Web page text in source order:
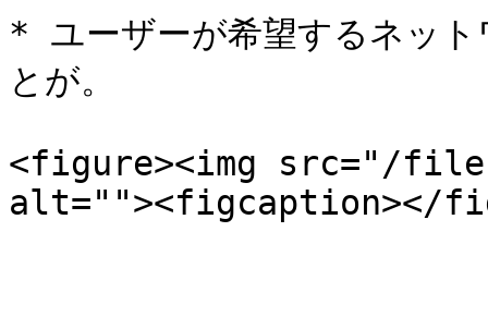
* ユーザーが希望するネッ
とが。
<figure><img src="/files/